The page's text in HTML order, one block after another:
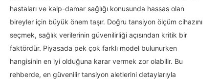
hastaları ve kalp-damar sağlığı konusunda hassas olan
bireyler için büyük önem taşır. Doğru tansiyon ölçüm cihazını
seçmek, sağlık verilerinin güvenilirliği açısından kritik bir
faktördür. Piyasada pek çok farklı model bulunurken
hangisinin en iyi olduğuna karar vermek zor olabilir. Bu
rehberde, en güvenilir tansiyon aletlerini detaylarıyla